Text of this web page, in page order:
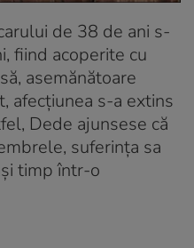
de 38 de ani s-
fiind acoperite cu
asemănătoare
afecţiunea s-a extins
Dede ajunsese că
suferinţa sa
timp într-o